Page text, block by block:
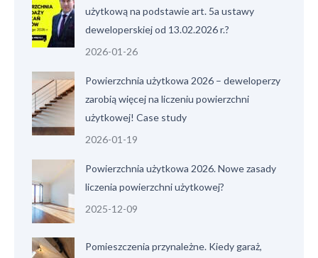
użytkową na podstawie art. 5a ustawy
deweloperskiej od 13.02.2026 r.?
2026-01-26
Powierzchnia użytkowa 2026 – deweloperzy
zarobią więcej na liczeniu powierzchni
użytkowej! Case study
2026-01-19
Powierzchnia użytkowa 2026. Nowe zasady
liczenia powierzchni użytkowej?
2025-12-09
Pomieszczenia przynależne. Kiedy garaż,